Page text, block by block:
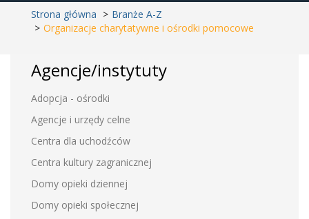
Strona główna
Branże A-Z
Organizacje charytatywne i ośrodki pomocowe
Agencje/instytuty
Adopcja - ośrodki
Agencje i urzędy celne
Centra dla uchodźców
Centra kultury zagranicznej
Domy opieki dziennej
Domy opieki społecznej